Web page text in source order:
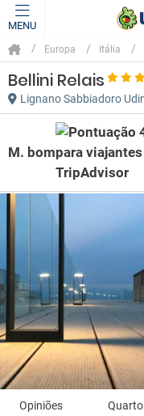
MENU
Europa Itália
Bellini Relais
Lignano Sabbiadoro
M. bom
Opiniões